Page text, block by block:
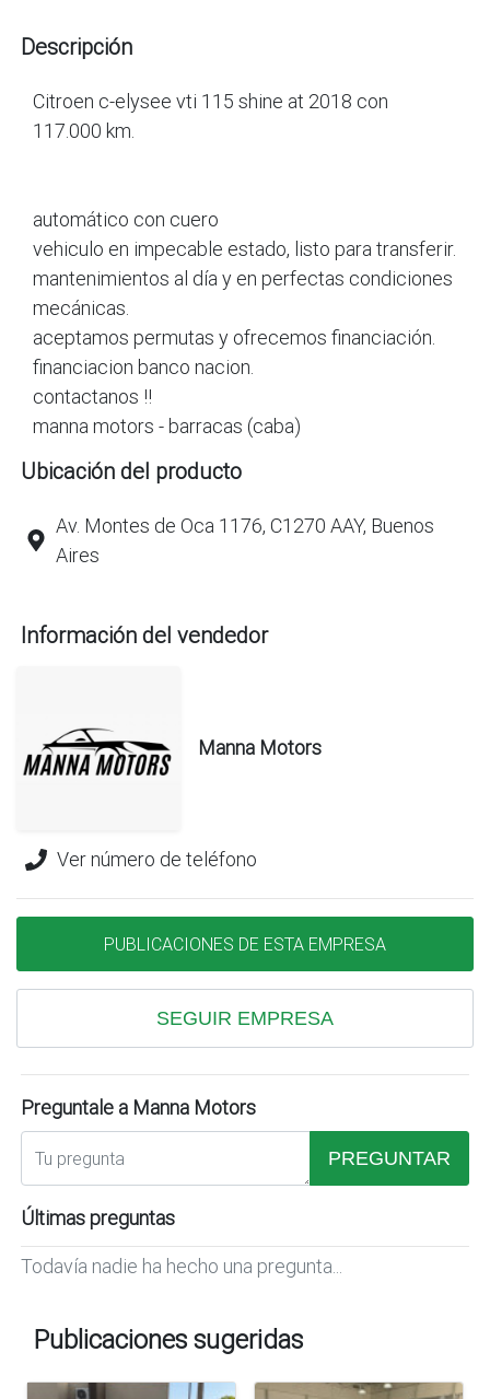
Descripción
Citroen c-elysee vti 115 shine at 2018 con
117.000 km.
automático con cuero
vehiculo en impecable estado, listo para transferir.
mantenimientos al día y en perfectas condiciones
mecánicas.
aceptamos permutas y ofrecemos financiación.
financiacion banco nacion.
contactanos !!
manna motors - barracas (caba)
Ubicación del producto
Av. Montes de Oca 1176, C1270 AAY, Buenos
Aires
Información del vendedor
Manna Motors
Ver número de teléfono
PUBLICACIONES DE ESTA EMPRESA
SEGUIR EMPRESA
Preguntale a Manna Motors
PREGUNTAR
Últimas preguntas
Todavía nadie ha hecho una pregunta...
Publicaciones sugeridas